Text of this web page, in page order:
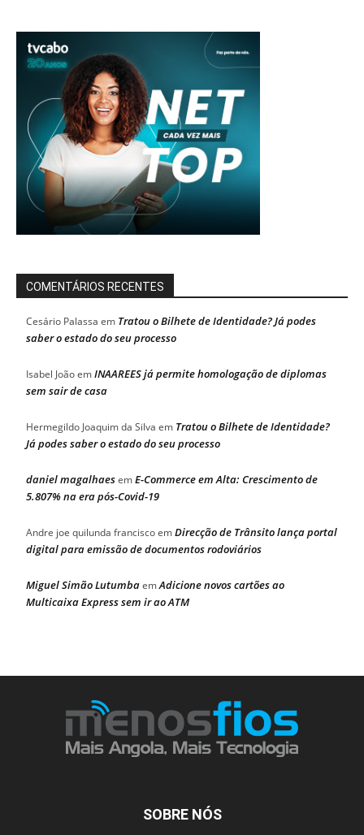
COMENTÁRIOS RECENTES
Cesário Palassa em Tratou o Bilhete de Identidade? Já podes
saber o estado do seu processo
Isabel JoãoemINAAREES já permite homologação de diplomas
sem sair de casa
Hermegildo Joaquim da Silva em Tratou o Bilhete de Identidade?
Já podes saber o estado do seu processo
daniel magalhaesemE-Commerce em Alta: Crescimento de
5.807% na era pós-Covid-19
Andre joe quilunda franciscoemDirecção de Trânsito lança portal
digital para emissão de documentos rodoviários
Miguel Simão LutumbaemAdicione novos cartões ao
Multicaixa Express sem ir ao ATM
SOBRE NÓS